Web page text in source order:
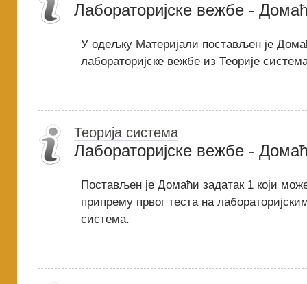
Лабораторијске вежбе -
У одељку Материјали постављен је
лабораторијске вежбе из Теорије
Теорија система
Лабораторијске вежбе -
Постављен је Домаћи задатак 1 који
припрему првог теста на
система.